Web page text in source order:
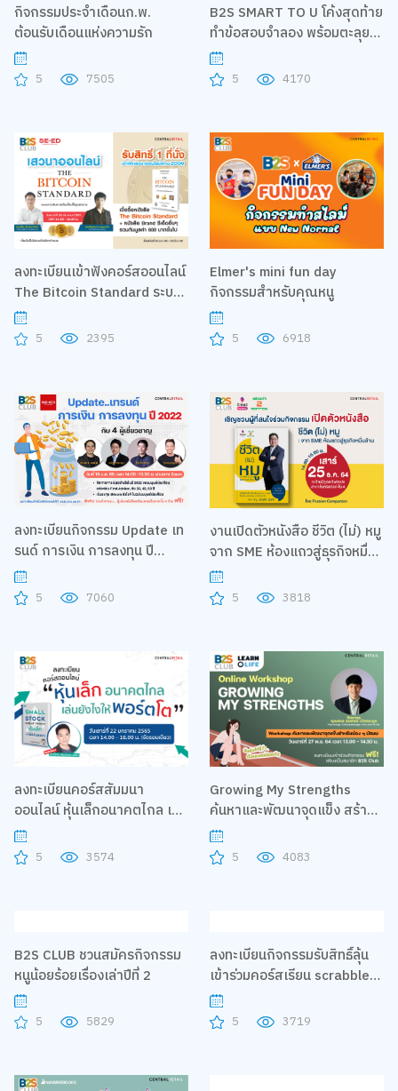
กิจกรรมประจำเดือนก.พ.
ต้อนรับเดือนแห่งความรัก
5 7505
B2S SMART TO U โค้งสุดท้าย
ทำข้อสอบจำลอง พร้อมตะลุย
โจทย์
5 4170
ลงทะเบียนเข้าฟังคอร์สออนไลน์
The Bitcoin Standard ระบบ
การเงินทางเลือกใหม่ไร้
ศูนย์กลาง
5 2395
Elmer's mini fun day
กิจกรรมสำหรับคุณหนู
5 6918
ลงทะเบียนกิจกรรม Update เท
รนด์ การเงิน การลงทุน ปี
2022 กับ 4 ผู้เชี่ยวชาญ
5 7060
งานเปิดตัวหนังสือ ชีวิต (ไม่) หมู
จาก SME ห้องแถวสู่ธุรกิจหมื่น
ล้าน
5 3818
ลงทะเบียนคอร์สสัมมนา
ออนไลน์ หุ้นเล็กอนาคตไกล เล่น
ยังไงให้พอร์ตโต
5 3574
Growing My Strengths
ค้นหาและพัฒนาจุดแข็ง สร้าง
ตัวตนที่ไม่เหมือนใคร Online
Workshop จาก Learn O Life
5 4083
หนูน้อยร้อยเรื่องเล่าปีที่ 2